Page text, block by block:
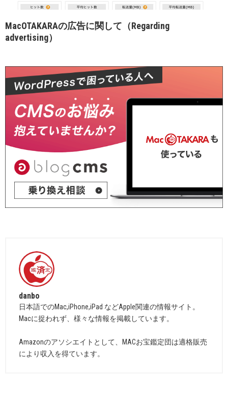
MacOTAKARAの広告に関して（Regarding
advertising）
danbo
日本語でのMac,iPhone,iPad などApple関連の情報サイト。
Macに捉われず、様々な情報を掲載しています。
Amazonのアソシエイトとして、MACお宝鑑定団は適格販売
により収入を得ています。